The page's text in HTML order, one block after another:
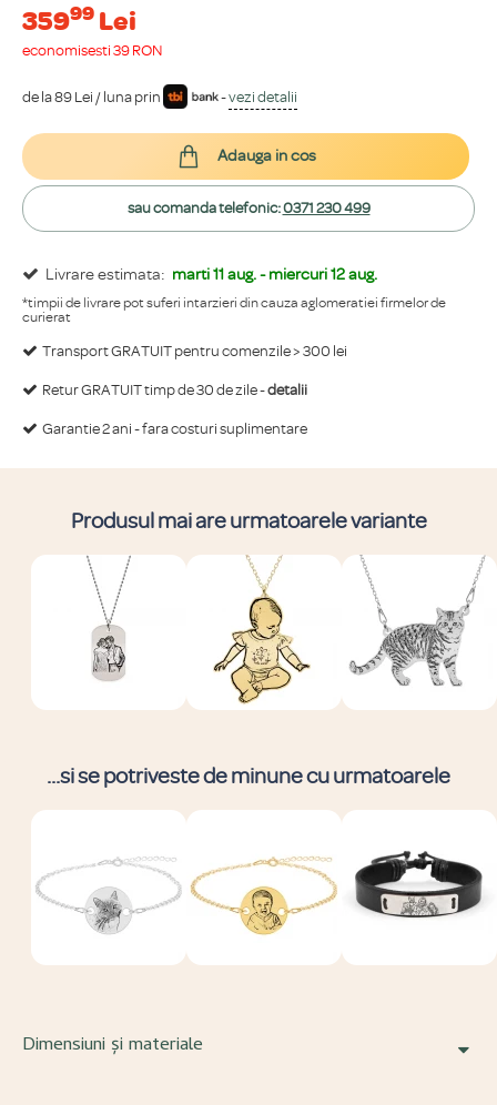
Livrare estimata: marti 11 aug. - miercuri 12 aug.
*timpii de livrare pot suferi intarzieri din cauza aglomeratiei firmelor de
curierat
Transport GRATUIT pentru comenzile > 300 lei
Retur GRATUIT timp de 30 de zile -detalii
Garantie 2 ani - fara costuri suplimentare
35999 Lei
economisești 39 RON
de la 89 Lei / luna prin -vezi detalii
Adauga in cos
sau comanda telefonic:0371 230 499
Produsul mai are urmatoarele variante
...si se potriveste de minune cu urmatoarele
Dimensiuni și materiale